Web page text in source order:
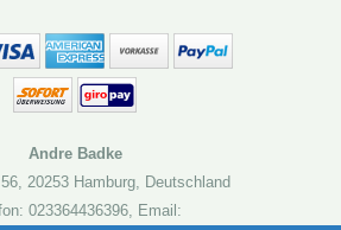
Andre Badke
, 20253 Hamburg, Deutschland
023364436396, Email: